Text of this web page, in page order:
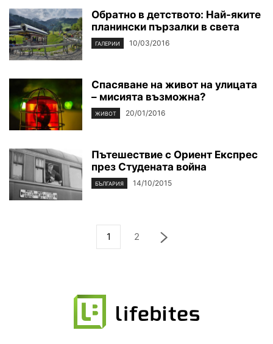
Обратно в детството: Най-яките
планински пързалки в света
ГАЛЕРИИ 10/03/2016
Спасяване на живот на улицата
– мисията възможна?
ЖИВОТ 20/01/2016
Пътешествие с Ориент Експрес
през Студената война
БЪЛГАРИЯ 14/10/2015
1 2